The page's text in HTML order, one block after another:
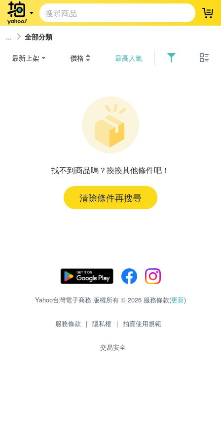
登
全部分類
最新上架 價格 最高人氣
找不到商品嗎？換換其他條件吧！
清除條件再搜尋
Yahoo台灣電子商務 版權所有 © 2026 服務條款(更新)
服務條款 | 隱私權 | 拍賣使用規範
交易安全